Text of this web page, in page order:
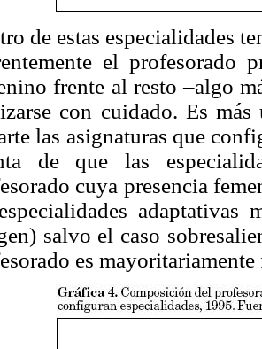
de estas especialidades
el profesorado
frente al resto –algo
con cuidado. Es
las asignaturas que
de que las
cuya presencia
salvo el caso
es